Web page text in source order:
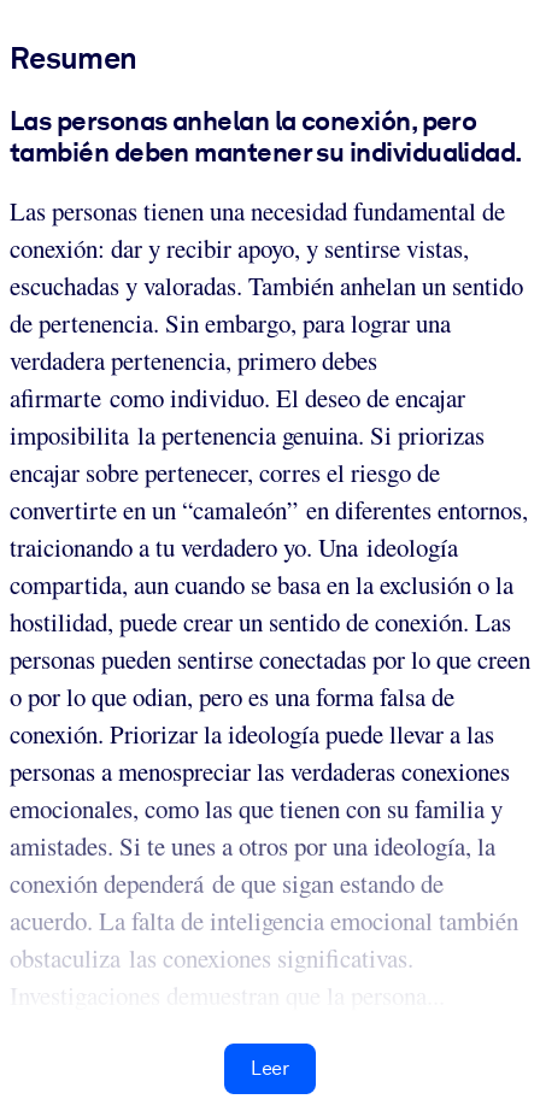
Resumen
Las personas anhelan la conexión, pero
también deben mantener su individualidad.
Las personas tienen una necesidad fundamental de
conexión: dar y recibir apoyo, y sentirse vistas,
escuchadas y valoradas. También anhelan un sentido
de pertenencia. Sin embargo, para lograr una
verdadera pertenencia, primero debes
afirmarte como individuo. El deseo de encajar
imposibilita la pertenencia genuina. Si priorizas
encajar sobre pertenecer, corres el riesgo de
convertirte en un “camaleón” en diferentes entornos,
traicionando a tu verdadero yo. Una ideología
compartida, aun cuando se basa en la exclusión o la
hostilidad, puede crear un sentido de conexión. Las
personas pueden sentirse conectadas por lo que creen
o por lo que odian, pero es una forma falsa de
conexión. Priorizar la ideología puede llevar a las
personas a menospreciar las verdaderas conexiones
emocionales, como las que tienen con su familia y
amistades. Si te unes a otros por una ideología, la
conexión dependerá de que sigan estando de
acuerdo. La falta de inteligencia emocional también
obstaculiza las conexiones significativas.
Investigaciones demuestran que la persona...
Leer